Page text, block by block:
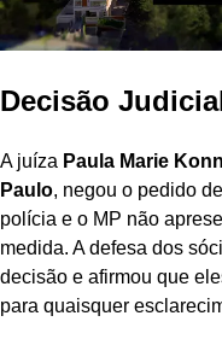
Decisão
A juíza Paula Marie
Paulo, negou o pedido
polícia e o MP não
medida. A defesa dos
decisão e afirmou que
para quaisquer